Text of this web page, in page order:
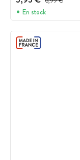
En stock